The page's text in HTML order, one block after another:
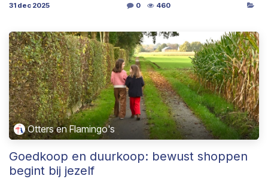
31 dec 2025 0 460
Otters en Flamingo's
Goedkoop en duurkoop: bewust shoppen
begint bij jezelf